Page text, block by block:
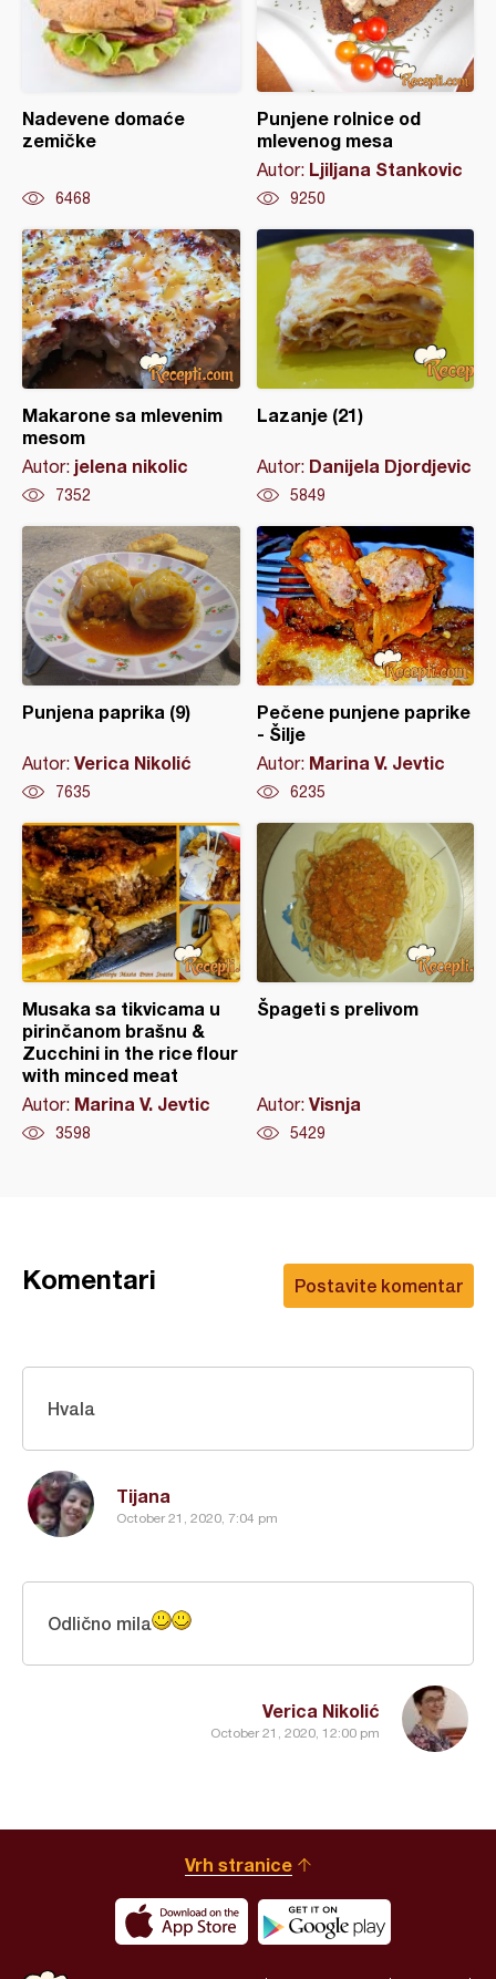
Nadevene domaće
zemičke
6468
Punjene rolnice od
mlevenog mesa
Autor: Ljiljana Stankovic
9250
Makarone sa mlevenim
mesom
Autor: jelena nikolic
7352
Lazanje (21)
Autor: Danijela Djordjevic
5849
Punjena paprika (9)
Autor: Verica Nikolić
7635
Pečene punjene paprike
- Šilje
Autor: Marina V. Jevtic
6235
Musaka sa tikvicama u
pirinčanom brašnu &
Zucchini in the rice flour
with minced meat
Autor: Marina V. Jevtic
3598
Špageti s prelivom
Autor: Visnja
5429
Postavite komentar
Komentari
Tijana
October 21, 2020, 7:04 pm
Hvala
Verica Nikolić
October 21, 2020, 12:00 pm
Odlično mila
Vrh stranice